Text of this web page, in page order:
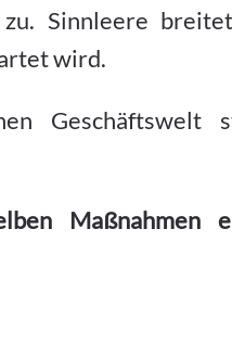
Sinnleere
wird.
Geschäftswelt
Maßnahmen